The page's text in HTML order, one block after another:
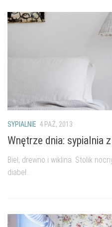
SYPIALNIE 4 PAŹ, 2013
Wnętrze dnia: sypialnia
Biel, drewno i wiklina. Stolik
diabeł...